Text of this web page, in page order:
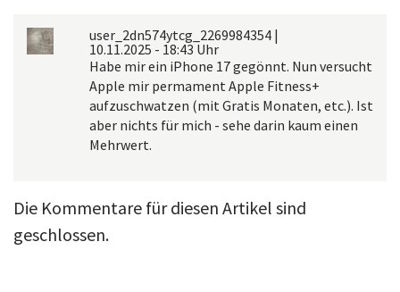
user_2dn574ytcg_2269984354 |
10.11.2025 - 18:43 Uhr
Habe mir ein iPhone 17 gegönnt. Nun versucht
Apple mir permament Apple Fitness+
aufzuschwatzen (mit Gratis Monaten, etc.). Ist
aber nichts für mich - sehe darin kaum einen
Mehrwert.
Die Kommentare für diesen Artikel sind
geschlossen.